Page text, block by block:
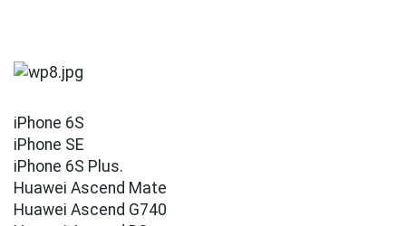
iPhone 6S
iPhone SE
iPhone 6S Plus.
Huawei Ascend Mate
Huawei Ascend G740